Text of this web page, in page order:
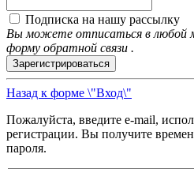
Подписка на нашу рассылку
Вы можете отписаться в любой
форму обратной связи .
Зарегистрироваться
Назад к форме \"Вход\"
Пожалуйста, введите e-mail,
регистрации. Вы получите
пароля.